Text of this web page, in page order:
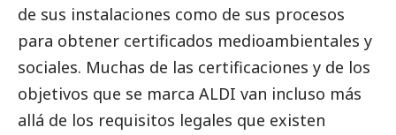
de sus instalaciones como de sus procesos
para obtener certificados medioambientales y
sociales. Muchas de las certificaciones y de los
objetivos que se marca ALDI van incluso más
allá de los requisitos legales que existen